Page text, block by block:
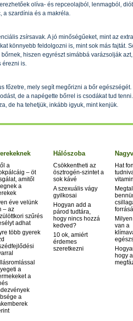
olíva- és repceolajból, lenmagból,
a szardínia és a makréla.
zsírsavak. A jó minőségűeket, mint az extra
könnyebb feldolgozni is, mint sok más fajtát.
hiszen egyrészt simábbá varázsolják azt,
érezni is.
főzetre, mely segít megőrizni a bőr egészségét.
de a napégette bőrrel is csodákat tud tenni.
de ha tehetjük, inkább igyuk, mint kenjük.
a
– öt
amitől
a
éve velünk
– az
szűrés
adhat
több gyerek
a
a
a
Hálószoba
Csökkentheti az
ösztrogén-szintet a
sok kávé
A szexuális vágy
gyilkosai
Hogyan add a
párod tudtára,
hogy nincs hozzá
kedved?
10 ok, amiért
érdemes
szeretkezni
Hat
van a
hogy